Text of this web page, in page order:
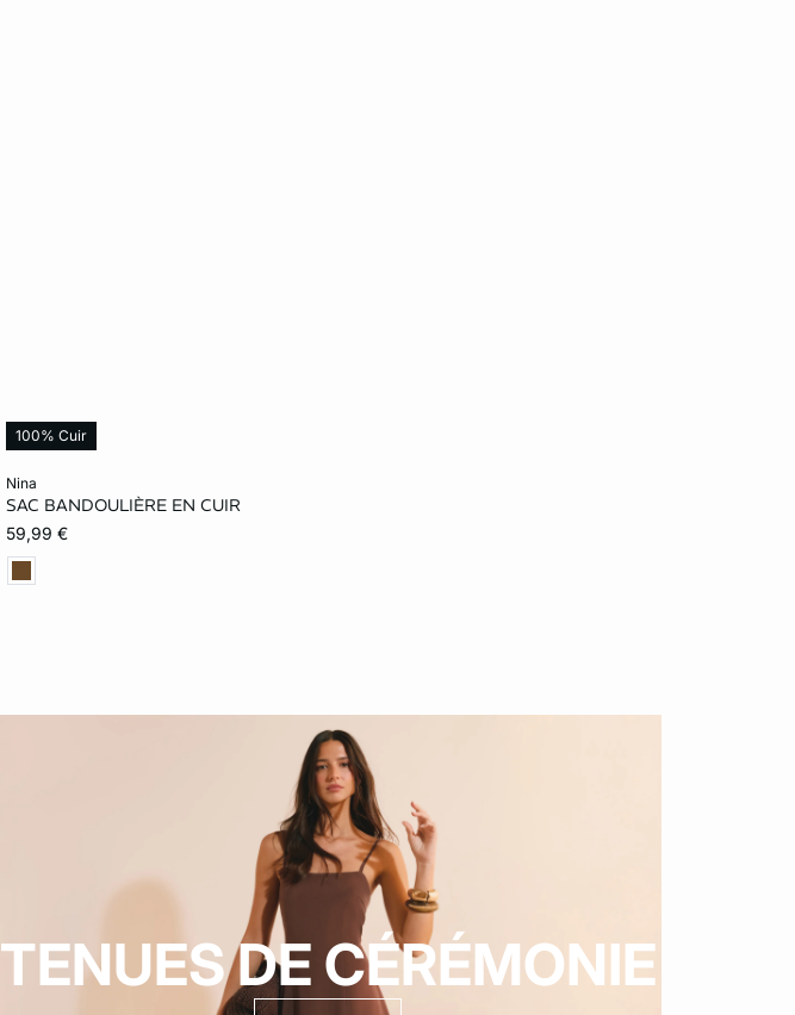
nina
SAC BANDOULIÈRE EN CUIR
59,99 €
100% Cuir
TENUES DE CÉRÉMONIE